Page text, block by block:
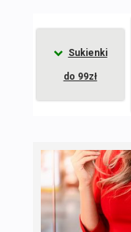
Sukienki
do 99zł